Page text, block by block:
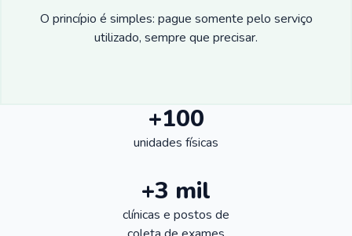
O princípio é simples: pague somente pelo serviço
utilizado, sempre que precisar.
+100
unidades físicas
+3 mil
clínicas e postos de